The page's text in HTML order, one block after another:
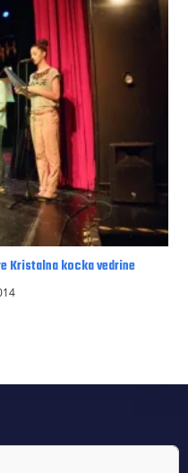
Kristalna kocka vedrine